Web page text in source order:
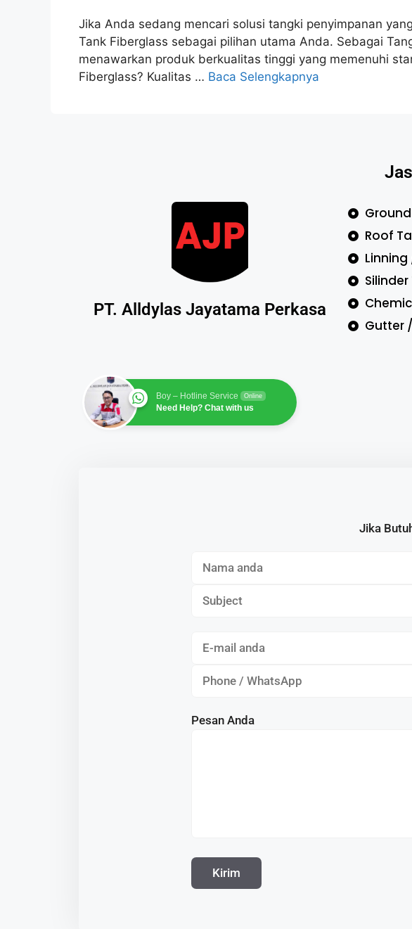
Jika Anda sedang mencari solusi tangki penyimpanan
Tank Fiberglass sebagai pilihan utama Anda. Sebagai
menawarkan produk berkualitas tinggi yang memenuhi
Fiberglass? Kualitas … Baca Selengkapnya
PT. Alldylas Jayatama Perkasa
Roof
Gutter
Boy – Hotline Service Online
Need Help? Chat with us
Jika
Pesan Anda